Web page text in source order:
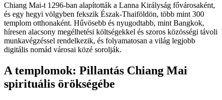
Chiang Mai-t 1296-ban alapították a Lanna Királyság fővárosaként,
és egy hegyi völgyben fekszik Észak-Thaiföldön, több mint 300
templom otthonaként. Hűvösebb és nyugodtabb, mint Bangkok,
híresen alacsony megélhetési költségekkel és szoros közösségi távoli
munkavégzéssel rendelkezik, és folyamatosan a világ legjobb
digitális nomád városai közé sorolják.
A templomok: Pillantás Chiang Mai
spirituális örökségébe